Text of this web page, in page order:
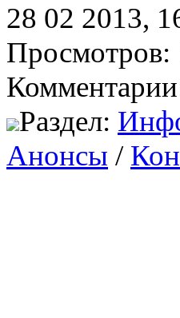
28 02 2013,
Просмотров:
Раздел:
Анонсы /